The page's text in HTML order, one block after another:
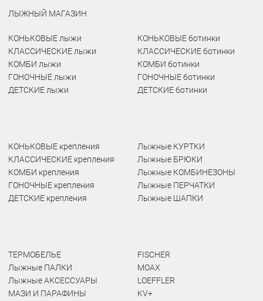
ЛЫЖНЫЙ МАГАЗИН
КОНЬКОВЫЕ лыжи
КЛАССИЧЕСКИЕ лыжи
КОМБИ лыжи
ГОНОЧНЫЕ лыжи
ДЕТСКИЕ лыжи
КОНЬКОВЫЕ ботинки
КЛАССИЧЕСКИЕ ботинки
КОМБИ ботинки
ГОНОЧНЫЕ ботинки
ДЕТСКИЕ ботинки
КОНЬКОВЫЕ крепления
КЛАССИЧЕСКИЕ крепления
КОМБИ крепления
ГОНОЧНЫЕ крепления
ДЕТСКИЕ крепления
Лыжные КУРТКИ
Лыжные БРЮКИ
Лыжные КОМБИНЕЗОНЫ
Лыжные ПЕРЧАТКИ
Лыжные ШАПКИ
ТЕРМОБЕЛЬЕ
Лыжные ПАЛКИ
Лыжные АКСЕССУАРЫ
МАЗИ И ПАРАФИНЫ
FISCHER
MOAX
LOEFFLER
KV+